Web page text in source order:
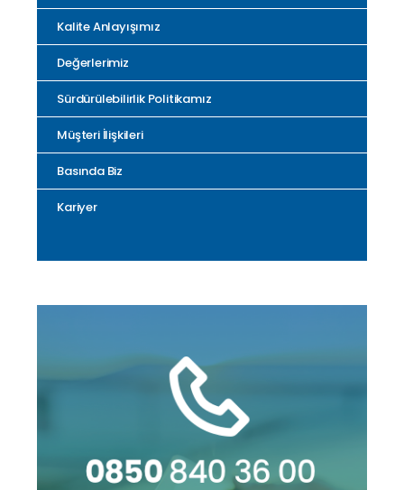
Kalite Anlayışımız
Değerlerimiz
Sürdürülebilirlik Politikamız
Müşteri İlişkileri
Basında Biz
Kariyer